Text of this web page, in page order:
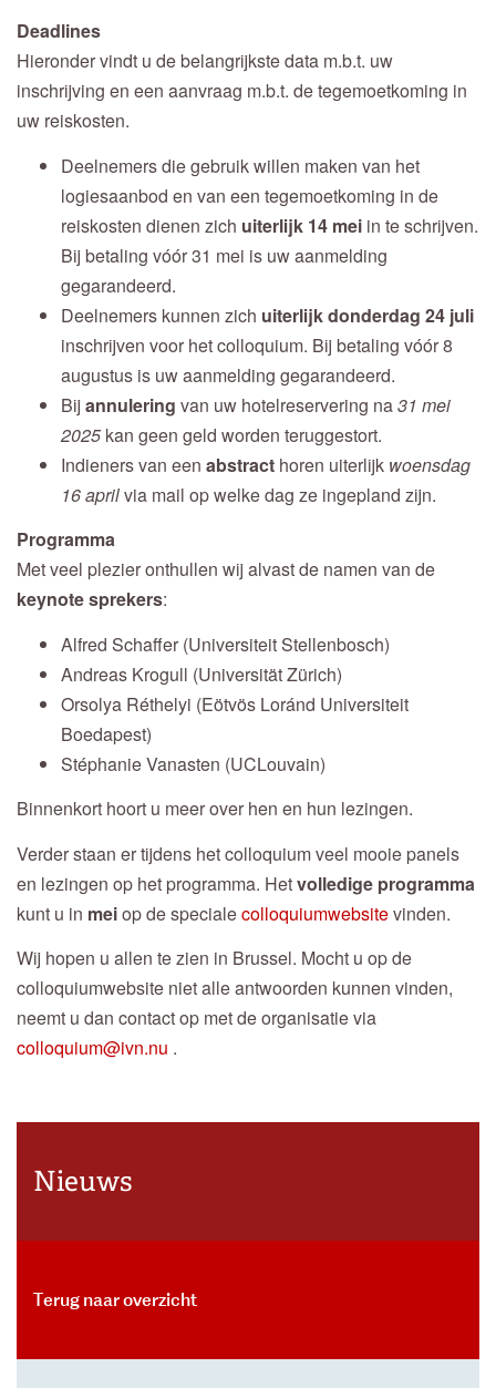
Deadlines
Hieronder vindt u de belangrijkste data m.b.t. uw
inschrijving en een aanvraag m.b.t. de tegemoetkoming in
uw reiskosten.
Deelnemers die gebruik willen maken van het
logiesaanbod en van een tegemoetkoming in de
reiskosten dienen zich uiterlijk 14 mei in te schrijven.
Bij betaling vóór 31 mei is uw aanmelding
gegarandeerd.
Deelnemers kunnen zich uiterlijk donderdag 24 juli
inschrijven voor het colloquium. Bij betaling vóór 8
augustus is uw aanmelding gegarandeerd.
Bijannulering van uw hotelreservering na31 mei
2025 kan geen geld worden teruggestort.
Indieners van een abstract horen uiterlijk woensdag
16 aprilvia mail op welke dag ze ingepland zijn.
Programma
Met veel plezier onthullen wij alvast de namen van de
keynote sprekers:
Alfred Schaffer (Universiteit Stellenbosch)
Andreas Krogull (Universität Zürich)
Orsolya Réthelyi (Eötvös Loránd Universiteit
Boedapest)
Stéphanie Vanasten (UCLouvain)
Binnenkort hoort u meer over hen en hun lezingen.
Verder staan er tijdens het colloquium veel mooie panels
en lezingen op het programma. Hetvolledige programma
kunt u in meiop de specialecolloquiumwebsitevinden.
Wij hopen u allen te zien in Brussel. Mocht u op de
colloquiumwebsite niet alle antwoorden kunnen vinden,
neemt u dan contact op met de organisatie via
colloquium@ivn.nu .
Nieuws
Terug naar overzicht